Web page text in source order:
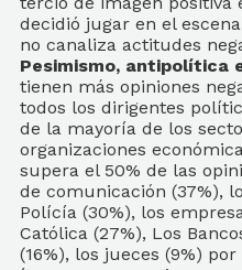
decidió jugar en el
no canaliza actitudes
Pesimismo, antipolítica
tienen más opiniones
todos los dirigentes
de la mayoría de los
organizaciones
supera el 50% de las
de comunicación (37%),
Polícía (30%), los
Católica (27%), Los
(16%), los jueces (9%)